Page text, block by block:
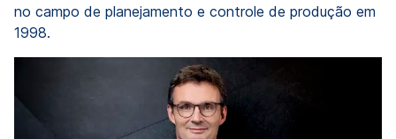
no campo de planejamento e controle de produção em
1998.